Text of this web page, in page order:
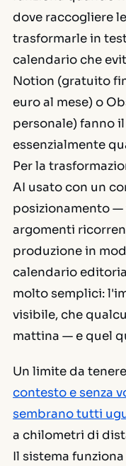
dove raccogliere
trasformarle in
calendario che
Notion (gratuito
euro al mese) o
personale) fanno
essenzialmente
Per la
AI usato con un
posizionamento
argomenti
produzione in
calendario
molto semplici:
visibile, che
mattina — e quel
Un limite da
contesto e senza
sembrano tutti
a chilometri di
Il sistema